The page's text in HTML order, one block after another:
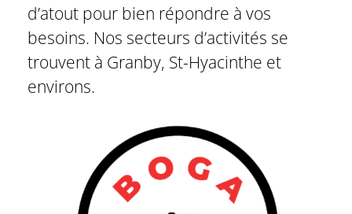
d’atout pour bien répondre à vos
besoins. Nos secteurs d’activités se
trouvent à Granby, St-Hyacinthe et
environs.